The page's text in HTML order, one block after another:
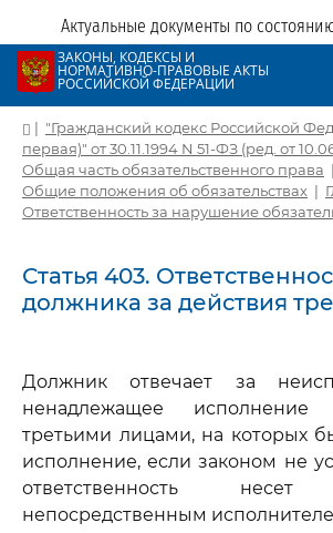
Актуальные документы по
ЗАКОНЫ, КОДЕКСЫ И
НОРМАТИВНО-ПРАВОВЫЕ АКТЫ
РОССИЙСКОЙ ФЕДЕРАЦИИ
| "Гражданский кодекс Российской
первая)" от 30.11.1994 N 51-ФЗ (ред. от
Общая часть обязательственного права |
Общие положения об обязательствах |
Ответственность за нарушение
Статья 403.
должника за действия
Должник отвечает за
ненадлежащее исполнение
третьими лицами, на которых
исполнение, если законом не
ответственность несет
непосредственным